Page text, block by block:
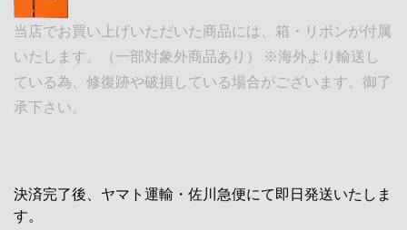
当店でお買い上げいただいた商品には、箱・リボンが付属
いたします。（一部対象外商品あり） ※海外より輸送し
ている為、修復跡や破損している場合がございます。御了
承下さい。
決済完了後、ヤマト運輸・佐川急便にて即日発送いたしま
す。